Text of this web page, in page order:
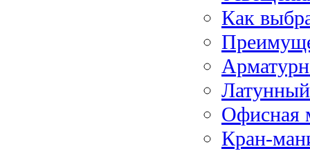
Как
Офисная
Кран-